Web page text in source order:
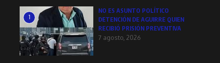
1
NO ES ASUNTO POLÍTICO
DETENCIÓN DE AGUIRRE QUIEN
RECIBIÓ PRISIÓN PREVENTIVA
7 agosto, 2026